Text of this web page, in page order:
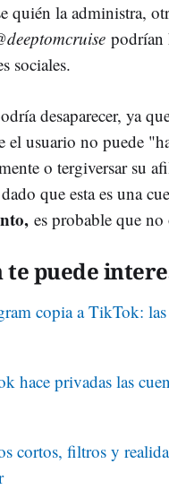
quién la administra,
podrían
sociales.
desaparecer, ya
el usuario no puede
o tergiversar su
que esta es una
es probable que
te puede
copia a TikTok:
hace privadas las
cortos, filtros y